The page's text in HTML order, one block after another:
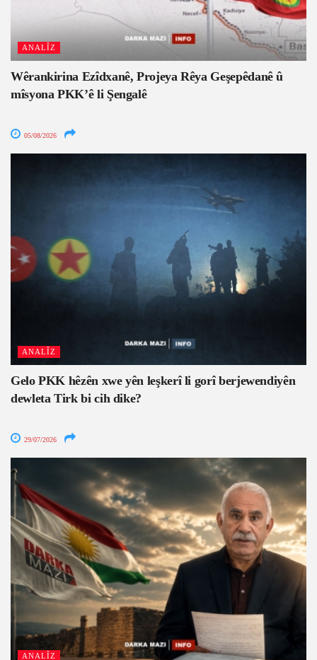
ANALÎZ
Wêrankirina Ezîdxanê, Projeya Rêya Geşepêdanê û
mîsyona PKK’ê li Şengalê
05/08/2026
ANALÎZ
Gelo PKK hêzên xwe yên leşkerî li gorî berjewendiyên
dewleta Tirk bi cih dike?
29/07/2026
ANALÎZ